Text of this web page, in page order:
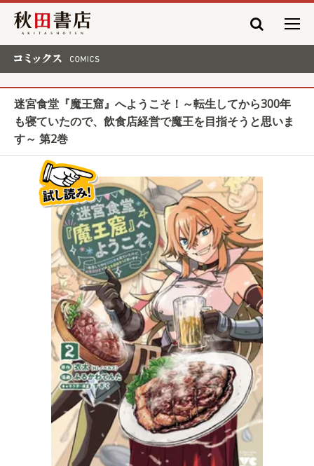
秋田書店
迷宮食堂『魔王窟』へようこそ！～転生してから300年
も寝ていたので、飲食店経営で魔王を目指そうと思いま
す～ 第2巻